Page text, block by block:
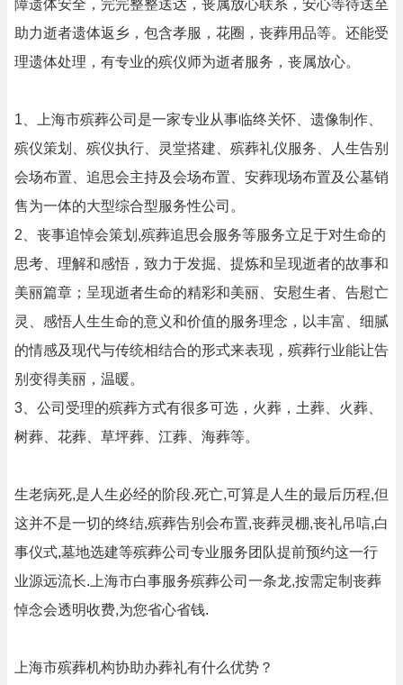
障遗体安全，完完整整送达，丧属放心联系，安心等待送至
助力逝者遗体返乡，包含孝服，花圈，丧葬用品等。还能受
理遗体处理，有专业的殡仪师为逝者服务，丧属放心。
1、上海市殡葬公司是一家专业从事临终关怀、遗像制作、
殡仪策划、殡仪执行、灵堂搭建、殡葬礼仪服务、人生告别
会场布置、追思会主持及会场布置、安葬现场布置及公墓销
售为一体的大型综合型服务性公司。
2、丧事追悼会策划,殡葬追思会服务等服务立足于对生命的
思考、理解和感悟，致力于发掘、提炼和呈现逝者的故事和
美丽篇章；呈现逝者生命的精彩和美丽、安慰生者、告慰亡
灵、感悟人生生命的意义和价值的服务理念，以丰富、细腻
的情感及现代与传统相结合的形式来表现，殡葬行业能让告
别变得美丽，温暖。
3、公司受理的殡葬方式有很多可选，火葬，土葬、火葬、
树葬、花葬、草坪葬、江葬、海葬等。
生老病死,是人生必经的阶段.死亡,可算是人生的最后历程,但
这并不是一切的终结,殡葬告别会布置,丧葬灵棚,丧礼吊唁,白
事仪式,墓地选建等殡葬公司专业服务团队提前预约这一行
业源远流长.上海市白事服务殡葬公司一条龙,按需定制丧葬
悼念会透明收费,为您省心省钱.
上海市殡葬机构协助办葬礼有什么优势？